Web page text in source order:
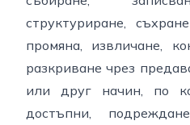
структуриране,
промяна, извличане,
разкриване чрез
или друг начин, по
достъпни,